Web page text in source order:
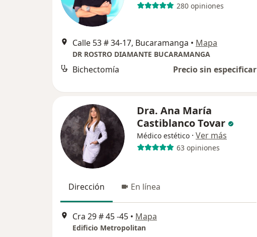
280 opiniones
Calle 53 # 34-17, Bucaramanga • Mapa
DR ROSTRO DIAMANTE BUCARAMANGA
Bichectomía Precio sin especificar
Dra. Ana María
Castiblanco Tovar
Médico estético · Ver más
63 opiniones
Dirección En línea
Cra 29 # 45 -45 • Mapa
Edificio Metropolitan